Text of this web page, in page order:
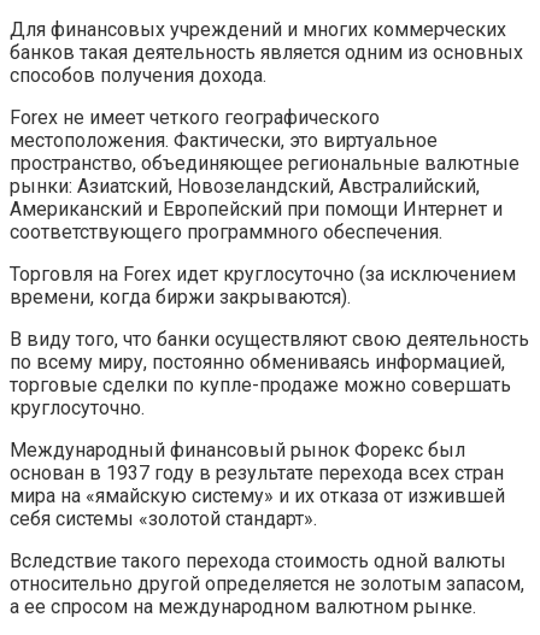
Для финансовых учреждений и многих коммерческих
банков такая деятельность является одним из основных
способов получения дохода.
Forex не имеет четкого географического
местоположения. Фактически, это виртуальное
пространство, объединяющее региональные валютные
рынки: Азиатский, Новозеландский, Австралийский,
Американский и Европейский при помощи Интернет и
соответствующего программного обеспечения.
Торговля на Forex идет круглосуточно (за исключением
времени, когда биржи закрываются).
В виду того, что банки осуществляют свою деятельность
по всему миру, постоянно обмениваясь информацией,
торговые сделки по купле-продаже можно совершать
круглосуточно.
Международный финансовый рынок Форекс был
основан в 1937 году в результате перехода всех стран
мира на «ямайскую систему» и их отказа от изжившей
себя системы «золотой стандарт».
Вследствие такого перехода стоимость одной валюты
относительно другой определяется не золотым запасом,
а ее спросом на международном валютном рынке.